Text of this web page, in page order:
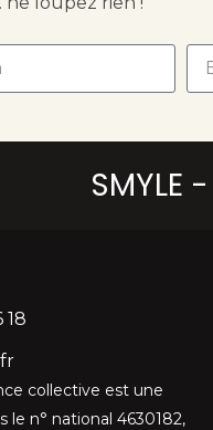
18
collective est une
le n° national 4630182,